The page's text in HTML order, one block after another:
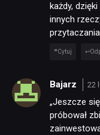
każdy,
innych
Cytuj
Bajarz 22
„Jeszcze
próbował